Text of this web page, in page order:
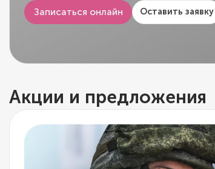
Записаться онлайн Оставить заявку
Акции и предложения